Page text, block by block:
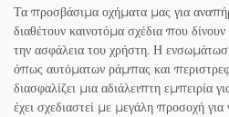
Τα προσβάσιμα οχήματα μας για
διαθέτουν καινοτόμα σχέδια που
την ασφάλεια του χρήστη. Η
όπως αυτόματων ράμπας και
διασφαλίζει μια αδιάλειπτη εμπειρία
έχει σχεδιαστεί με μεγάλη προσοχή για